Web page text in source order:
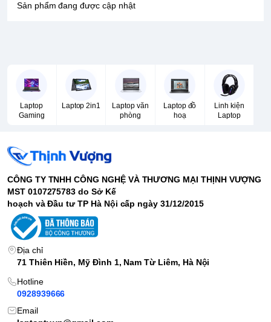
Sản phẩm đang được cập nhật
Laptop
Gaming
Laptop 2in1
Laptop văn
phòng
Laptop đồ
hoạ
Linh kiện
Laptop
CÔNG TY TNHH CÔNG NGHỆ VÀ THƯƠNG MẠI THỊNH VƯỢNG
MST 0107275783 do Sở Kế
hoạch và Đầu tư TP Hà Nội cấp ngày 31/12/2015
Địa chỉ
71 Thiên Hiền, Mỹ Đình 1, Nam Từ Liêm, Hà Nội
Hotline
0928939666
Email